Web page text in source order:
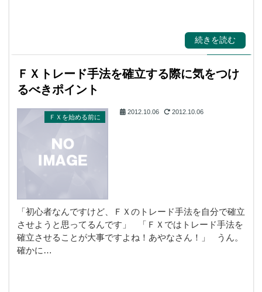
続きを読む
ＦＸトレード手法を確立する際に気をつけ
るべきポイント
ＦＸを始める前に
2012.10.06 2012.10.06
「初心者なんですけど、ＦＸのトレード手法を自分で確立
させようと思ってるんです」 「ＦＸではトレード手法を
確立させることが大事ですよね！あやなさん！」 うん。
確かに…